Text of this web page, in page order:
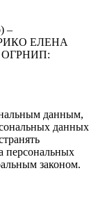
–
ЕЛЕНА
ОГРНИП:
данным,
данных
персональных
законом.